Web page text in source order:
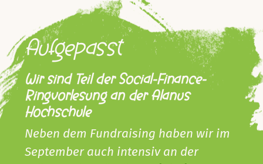
Aufgepasst
Wir sind Teil der Social-Finance-
Ringvorlesung an der Alanus
Hochschule
Neben dem Fundraising haben wir im
September auch intensiv an der